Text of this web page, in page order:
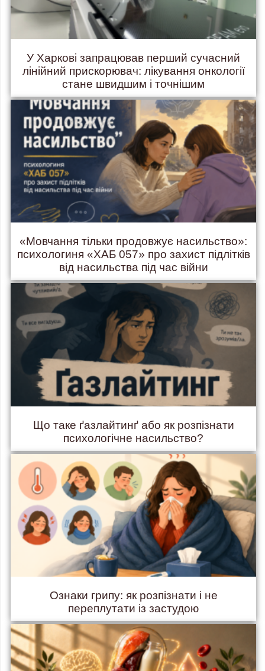
У Харкові запрацював перший сучасний
лінійний прискорювач: лікування онкології
стане швидшим і точнішим
«Мовчання тільки продовжує насильство»:
психологиня «ХАБ 057» про захист підлітків
від насильства під час війни
Що таке ґазлайтинґ або як розпізнати
психологічне насильство?
Ознаки грипу: як розпізнати і не
переплутати із застудою